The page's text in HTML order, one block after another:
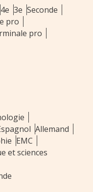
4e 3e Seconde
pro
pro
Allemand
EMC
et sciences